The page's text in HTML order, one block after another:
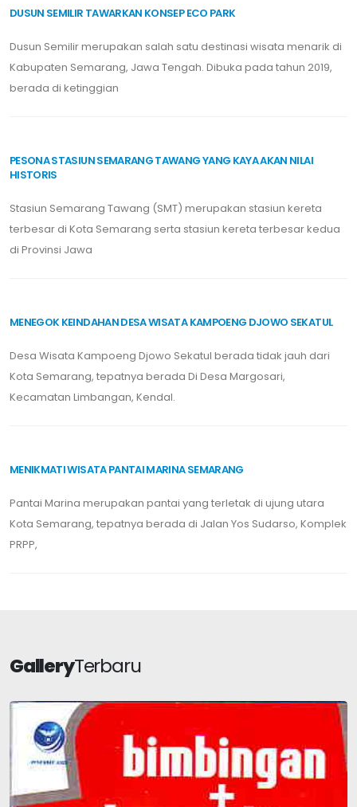
DUSUN SEMILIR TAWARKAN KONSEP ECO PARK
Dusun Semilir merupakan salah satu destinasi wisata menarik di
Kabupaten Semarang, Jawa Tengah. Dibuka pada tahun 2019,
berada di ketinggian
PESONA STASIUN SEMARANG TAWANG YANG KAYA AKAN NILAI
HISTORIS
Stasiun Semarang Tawang (SMT) merupakan stasiun kereta
terbesar di Kota Semarang serta stasiun kereta terbesar kedua
di Provinsi Jawa
MENEGOK KEINDAHAN DESA WISATA KAMPOENG DJOWO SEKATUL
Desa Wisata Kampoeng Djowo Sekatul berada tidak jauh dari
Kota Semarang, tepatnya berada Di Desa Margosari,
Kecamatan Limbangan, Kendal.
MENIKMATI WISATA PANTAI MARINA SEMARANG
Pantai Marina merupakan pantai yang terletak di ujung utara
Kota Semarang, tepatnya berada di Jalan Yos Sudarso, Komplek
PRPP,
GalleryTerbaru